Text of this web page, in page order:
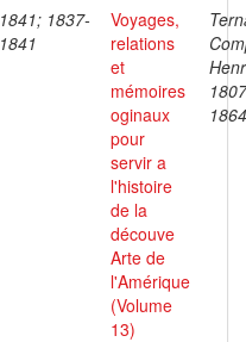
1841; 1837-
1841
Voyages,
relations
et
mémoires
oginaux
pour
servir a
l'histoire
de la
découve
Arte de
l'Amérique
(Volume
13)
1864